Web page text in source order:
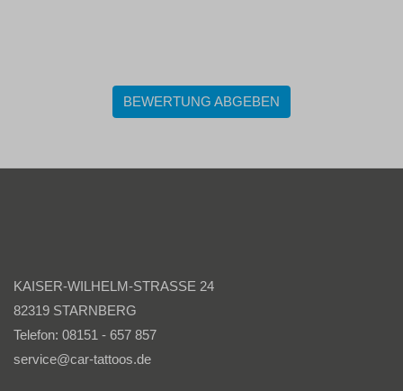
BEWERTUNG ABGEBEN
KAISER-WILHELM-STRASSE 24
82319 STARNBERG
Telefon: 08151 - 657 857
service@car-tattoos.de